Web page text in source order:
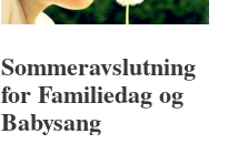
Sommeravslutning
for Familiedag og
Babysang